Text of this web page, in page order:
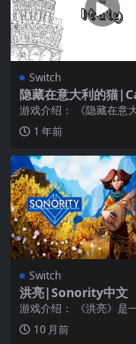
Switch
隐藏在意大利的猫
en in Italy中文
游戏介绍： 《隐藏在意
在这个手绘的隐藏对象游
到并发现隐藏在意大...
1 年前
Switch
洪亮|Sonority中文
游戏介绍： 《洪亮》是
乐解谜冒险游戏，所在世
妙、美丽迷人。化身...
10 月前